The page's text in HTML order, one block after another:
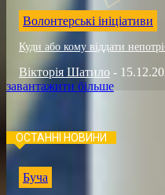
Волонтерські ініціативи
Куди або кому віддати
Вікторія Шатило -
завантажити більше
ОСТАННІ НОВИНИ
Буча